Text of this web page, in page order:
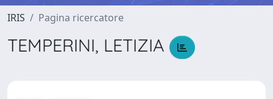
IRIS Pagina ricercatore
TEMPERINI, LETIZIA